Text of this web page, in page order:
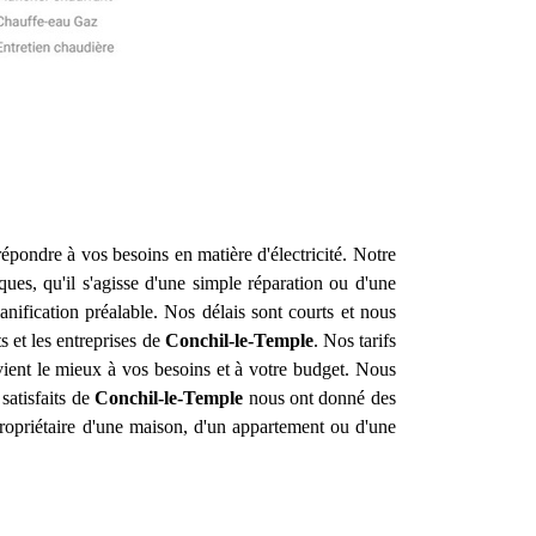
à vos besoins en matière d'électricité. Notre
qu'il s'agisse d'une simple réparation ou d'une
préalable. Nos délais sont courts et nous
et les entreprises de Conchil-le-Temple. Nos tarifs
le mieux à vos besoins et à votre budget. Nous
deConchil-le-Temple nous ont donné des
d'une maison, d'un appartement ou d'une